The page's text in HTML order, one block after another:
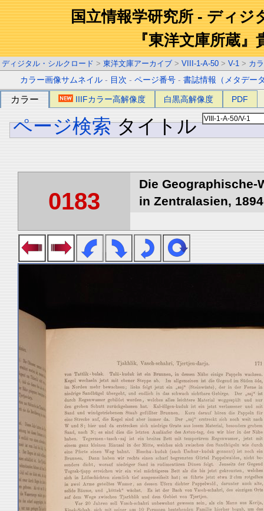
国立情報学研究所 - ディジ
『東洋文庫所蔵』
ディジタル・シルクロード > 東洋文庫アーカイブ > VIII-1-A-50 > V-1 > カ
カラー画像サムネイル - 目次 -ページ番号 -書誌情報（メタデー
カラー IIIFカラー高解像度 白黒高解像度 PDF
ページ検索 タイトル
0183
Die
in Zentralasien,